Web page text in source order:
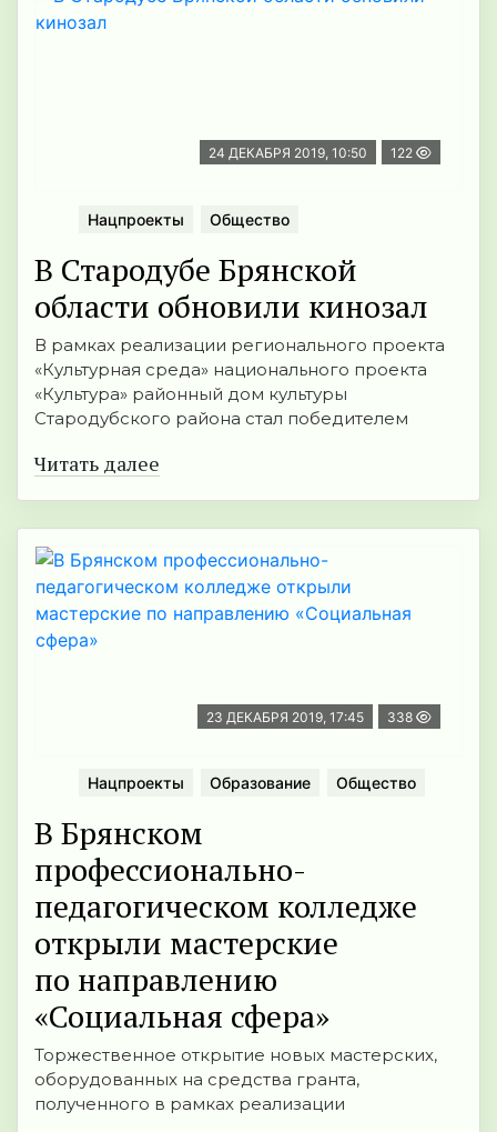
24 ДЕКАБРЯ 2019, 10:50 122
Нацпроекты Общество
В Стародубе Брянской
области обновили кинозал
В рамках реализации регионального проекта
«Культурная среда» национального проекта
«Культура» районный дом культуры
Стародубского района стал победителем
Читать далее
23 ДЕКАБРЯ 2019, 17:45 338
Нацпроекты Образование Общество
В Брянском
профессионально-
педагогическом колледже
открыли мастерские
по направлению
«Социальная сфера»
Торжественное открытие новых мастерских,
оборудованных на средства гранта,
полученного в рамках реализации